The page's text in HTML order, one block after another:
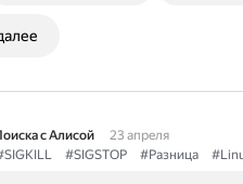
с Алисой
23 апреля
#SIGSTOP #Разница